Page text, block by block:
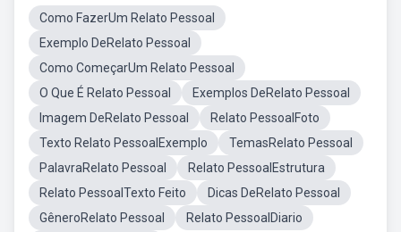
Como FazerUm Relato Pessoal
Exemplo DeRelato Pessoal
Como ComeçarUm Relato Pessoal
O Que É Relato Pessoal
Exemplos DeRelato Pessoal
Imagem DeRelato Pessoal
Relato PessoalFoto
Texto Relato PessoalExemplo
TemasRelato Pessoal
PalavraRelato Pessoal
Relato PessoalEstrutura
Relato PessoalTexto Feito
Dicas DeRelato Pessoal
GêneroRelato Pessoal
Relato PessoalDiario